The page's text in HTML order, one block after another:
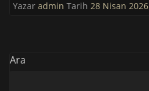
Yazar admin Tarih 28 Nisan 2026
Ara